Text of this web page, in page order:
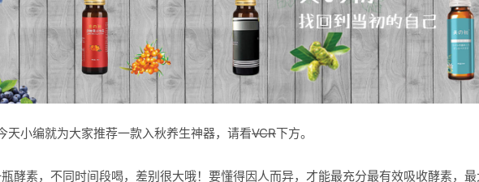
小编就为大家推荐一款入秋养生神器，请看VCR下方。
酵素，不同时间段喝，差别很大哦！要懂得因人而异，才能最充分最有效吸收酵素，最